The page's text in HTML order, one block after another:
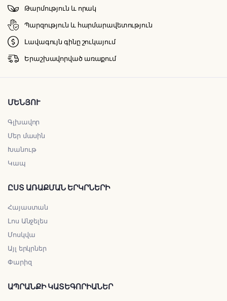
Թարմություն և որակ
Պարզություն և հարմարավետություն
Լավագույն գինը շուկայում
Երաշխավորված առաքում
ՄԵՆՅՈՒ
Գլխավոր
Մեր մասին
Խանութ
Կապ
ԸՍՏ ԱՌԱՔՄԱՆ ԵՐԿՐՆԵՐԻ
Հայաստան
Լոս Անջելես
Մոսկվա
Այլ երկրներ
Փարիզ
ԱՊՐԱՆՔԻ ԿԱՏԵԳՈՐԻԱՆԵՐ